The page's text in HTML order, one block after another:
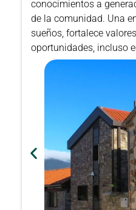
conocimientos a
de la comunidad. Una
sueños, fortalece
oportunidades, incluso